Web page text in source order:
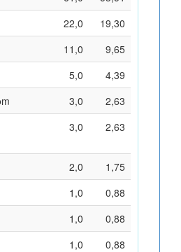
22,0
19,30
11,0
9,65
5,0
4,39
3,0
2,63
3,0 2,63
2,0
1,75
1,0
0,88
1,0
0,88
1,0
0,88